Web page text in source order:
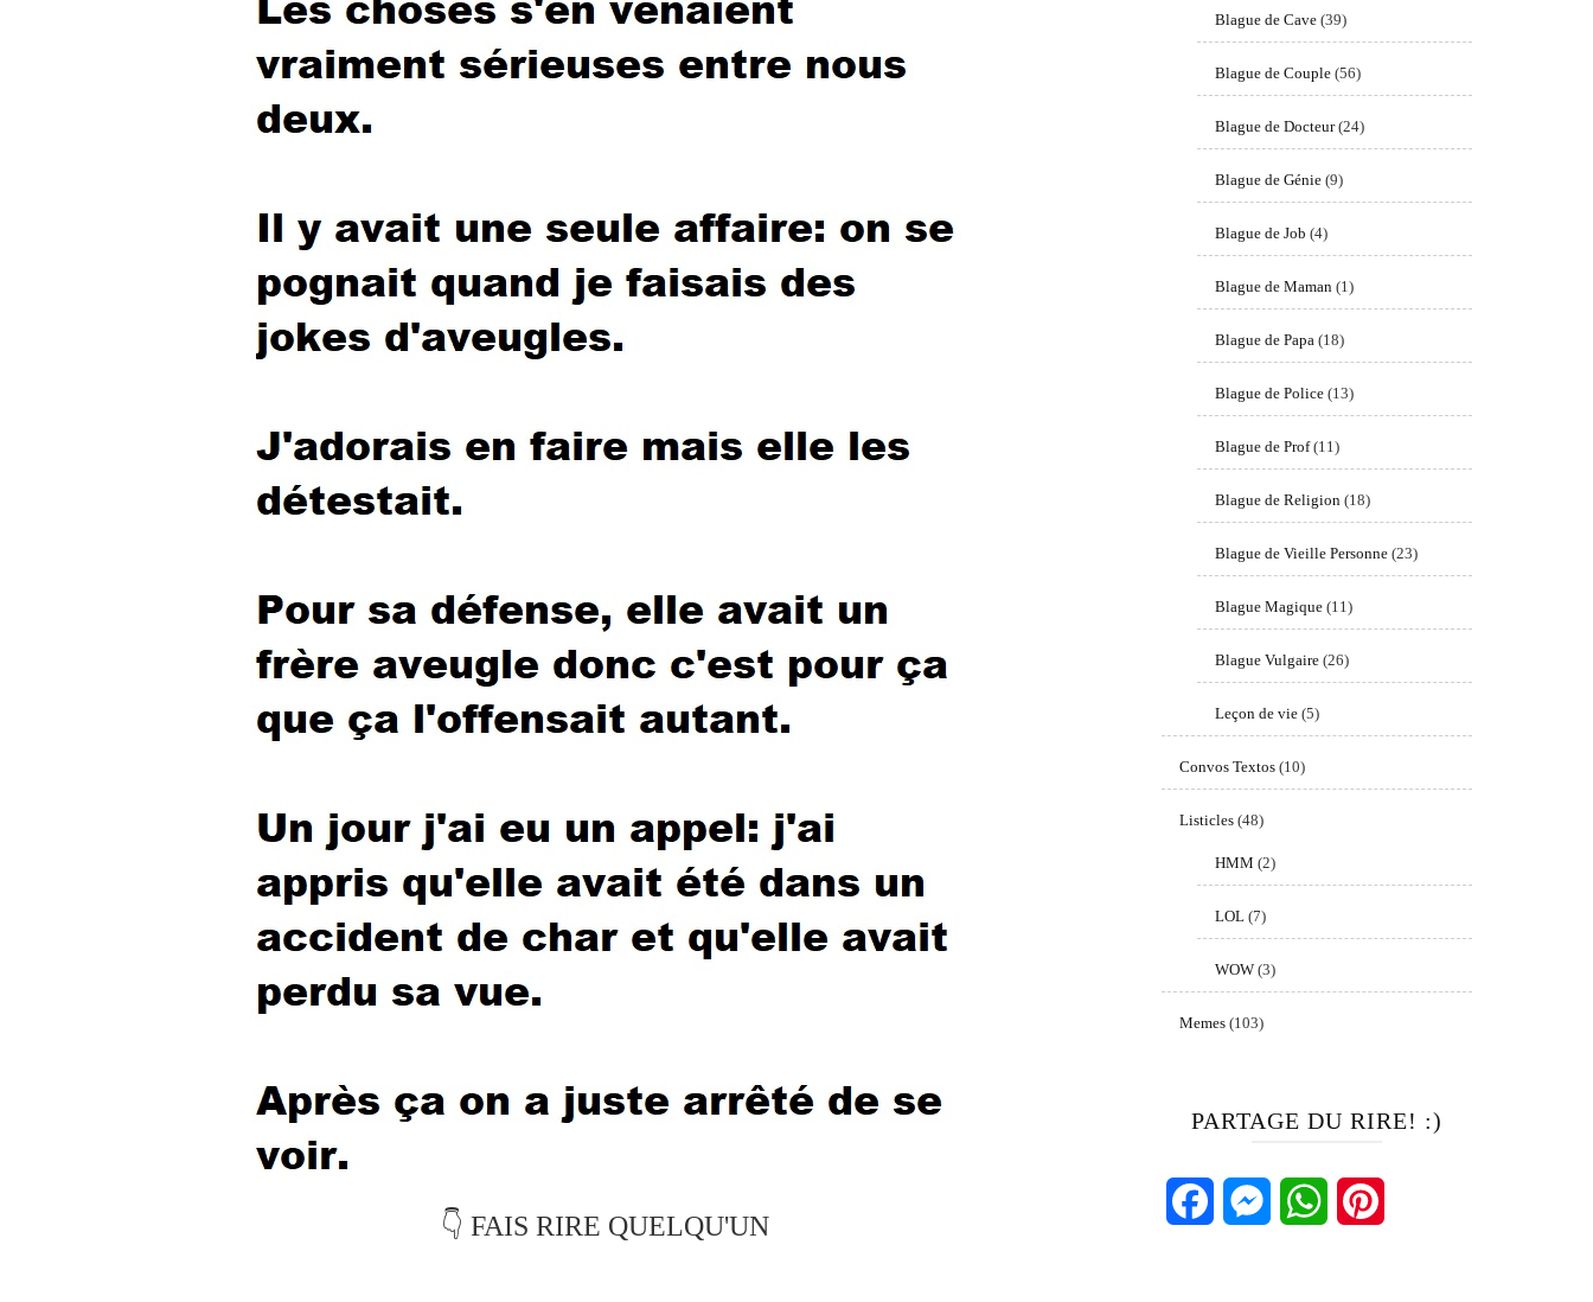
👇 FAIS RIRE QUELQU'UN
Blague de Cave(39)
Blague de Couple(56)
Blague de Docteur(24)
Blague de Génie(9)
Blague de Job (4)
Blague de Maman(1)
Blague de Papa(18)
Blague de Police(13)
Blague de Prof(11)
Blague de Religion(18)
Blague de Vieille Personne(23)
Blague Magique(11)
Blague Vulgaire(26)
Leçon de vie(5)
Convos Textos(10)
Listicles(48)
HMM (2)
LOL(7)
WOW(3)
Memes(103)
PARTAGE DU RIRE! :)